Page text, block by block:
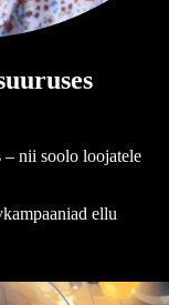
– nii soolo loojatele
ellu